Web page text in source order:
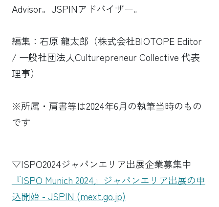
Advisor。JSPINアドバイザー。
編集：石原 龍太郎（株式会社BIOTOPE Editor
/ 一般社団法人Culturepreneur Collective 代表
理事）
※所属・肩書等は2024年6月の執筆当時のもの
です
▽ISPO2024ジャパンエリア出展企業募集中
『ISPO Munich 2024』ジャパンエリア出展の申
込開始 - JSPIN (mext.go.jp)